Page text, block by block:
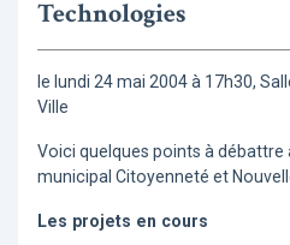
Technologies
le lundi 24 mai 2004 à 17h30,
Ville
Voici quelques points à débattre
municipal Citoyenneté et
Les projets en cours